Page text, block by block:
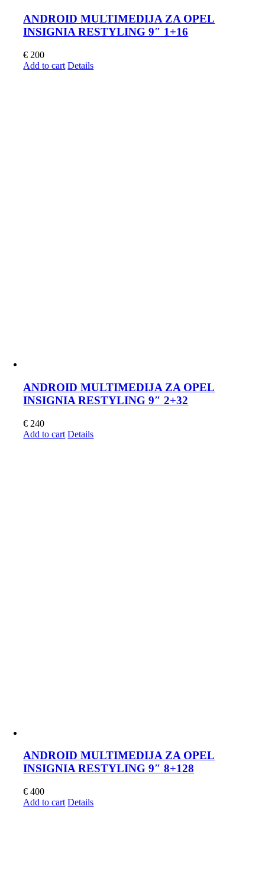
ANDROID MULTIMEDIJA ZA OPEL
INSIGNIA RESTYLING 9″ 1+16
€ 200
Add to cart Details
ANDROID MULTIMEDIJA ZA OPEL
INSIGNIA RESTYLING 9″ 2+32
€ 240
Add to cart Details
ANDROID MULTIMEDIJA ZA OPEL
INSIGNIA RESTYLING 9″ 8+128
€ 400
Add to cart Details